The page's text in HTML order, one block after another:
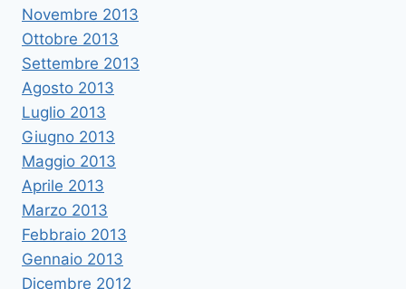
Novembre 2013
Ottobre 2013
Settembre 2013
Agosto 2013
Luglio 2013
Giugno 2013
Maggio 2013
Aprile 2013
Marzo 2013
Febbraio 2013
Gennaio 2013
Dicembre 2012